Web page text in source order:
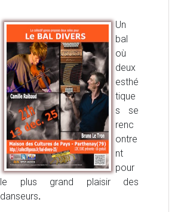
Un
bal
où
deux
esthé
tique
s se
renc
ontre
nt
pour
le plus grand plaisir des
danseurs.